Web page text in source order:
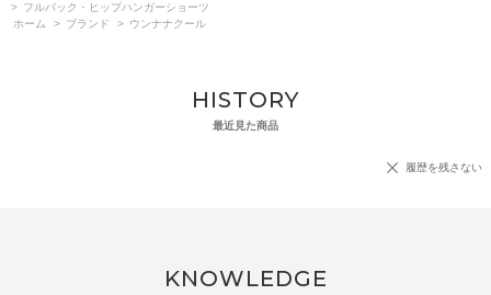
> フルバック・ヒップハンガーショーツ
ホーム
> ブランド > ウンナナクール
HISTORY
最近見た商品
履歴を残さない
KNOWLEDGE